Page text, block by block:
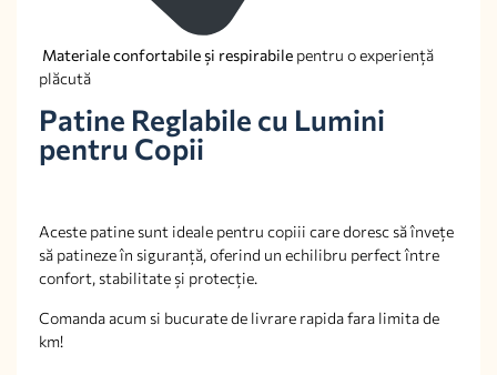
Materiale confortabile și respirabile pentru o experiență
plăcută
Patine Reglabile cu Lumini
pentru Copii
Aceste patine sunt ideale pentru copiii care doresc să învețe
să patineze în siguranță, oferind un echilibru perfect între
confort, stabilitate și protecție.
Comanda acum si bucurate de livrare rapida fara limita de
km!